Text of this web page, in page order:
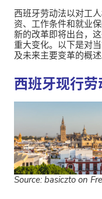
西班牙劳动法以对工
资、工作条件和就业
新的改革即将出台，
重大变化。以下是对
及未来主要变革的概述
西班牙现行
Source: basiczto on